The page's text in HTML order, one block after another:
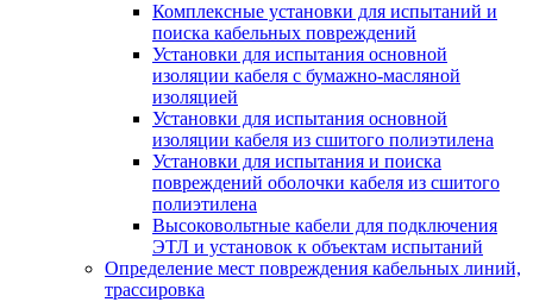
Комплексные установки для испытаний и
поиска кабельных повреждений
Установки для испытания основной
изоляции кабеля с бумажно-масляной
изоляцией
Установки для испытания основной
изоляции кабеля из сшитого полиэтилена
Установки для испытания и поиска
повреждений оболочки кабеля из сшитого
полиэтилена
Высоковольтные кабели для подключения
ЭТЛ и установок к объектам испытаний
Определение мест повреждения кабельных линий,
трассировка